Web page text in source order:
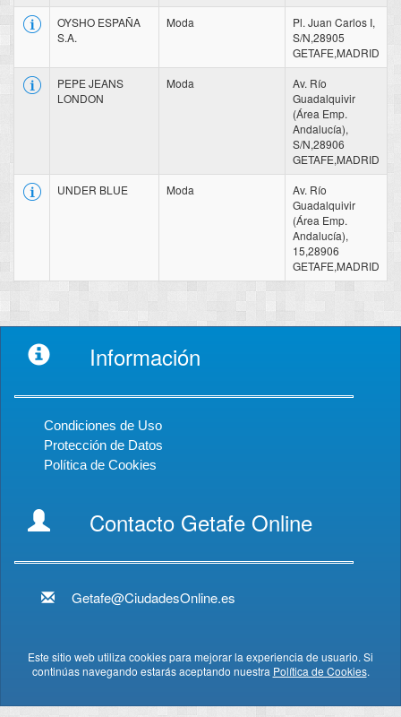
OYSHO ESPAÑA
S.A.
Moda
Pl. Juan Carlos I,
S/N,28905
GETAFE,MADRID
PEPE JEANS
LONDON
Moda
Av. Río
Guadalquivir
(Área Emp.
Andalucía),
S/N,28906
GETAFE,MADRID
UNDER BLUE
Moda
Av. Río
Guadalquivir
(Área Emp.
Andalucía),
15,28906
GETAFE,MADRID
Información
Condiciones de Uso
Protección de Datos
Política de Cookies
Contacto Getafe Online
Getafe@CiudadesOnline.es
Este sitio web utiliza cookies para mejorar la experiencia de usuario. Si
continúas navegando estarás aceptando nuestra Política de Cookies.